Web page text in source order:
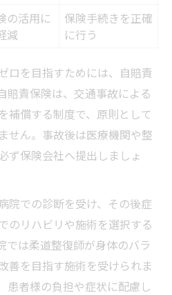
の活用に
減
保険手続きを正確
に行う
ロを目指すためには、自賠責
賠責保険は、交通事故による
補償する制度で、原則として
せん。事故後は医療機関や整
ず保険会社へ提出しましょ
院での診断を受け、その後症
のリハビリや施術を選択する
では柔道整復師が身体のバラ
善を目指す施術を受けられま
患者様の負担や症状に配慮し